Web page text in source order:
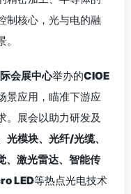
制核心，光与电的融
会展中心举办的CIOE
景应用，瞄准下游应
。展会以助力研发及
光模块、光纤/光缆、
、激光雷达、智能传
LED等热点光电技术